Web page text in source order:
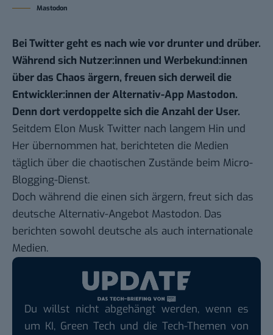
Mastodon
Bei Twitter geht es nach wie vor drunter und drüber.
Während sich Nutzer:innen und Werbekund:innen
über das Chaos ärgern, freuen sich derweil die
Entwickler:innen der Alternativ-App Mastodon.
Denn dort verdoppelte sich die Anzahl der User.
Seitdem Elon Musk Twitter nach langem Hin und
Her übernommen hat, berichteten die Medien
täglich über die chaotischen Zustände beim Micro-
Blogging-Dienst.
Doch während die einen sich ärgern, freut sich das
deutsche Alternativ-Angebot Mastodon. Das
berichten sowohl deutsche als auch internationale
Medien.
Du willst nicht abgehängt werden, wenn es
um KI, Green Tech und die Tech-Themen von